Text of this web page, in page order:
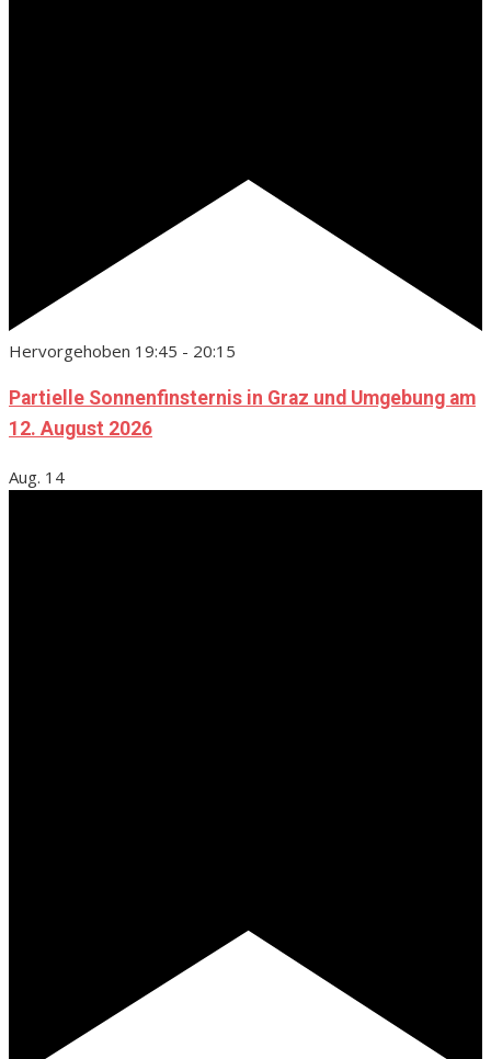
Hervorgehoben 19:45 - 20:15
Partielle Sonnenfinsternis in Graz und Umgebung am
12. August 2026
Aug. 14